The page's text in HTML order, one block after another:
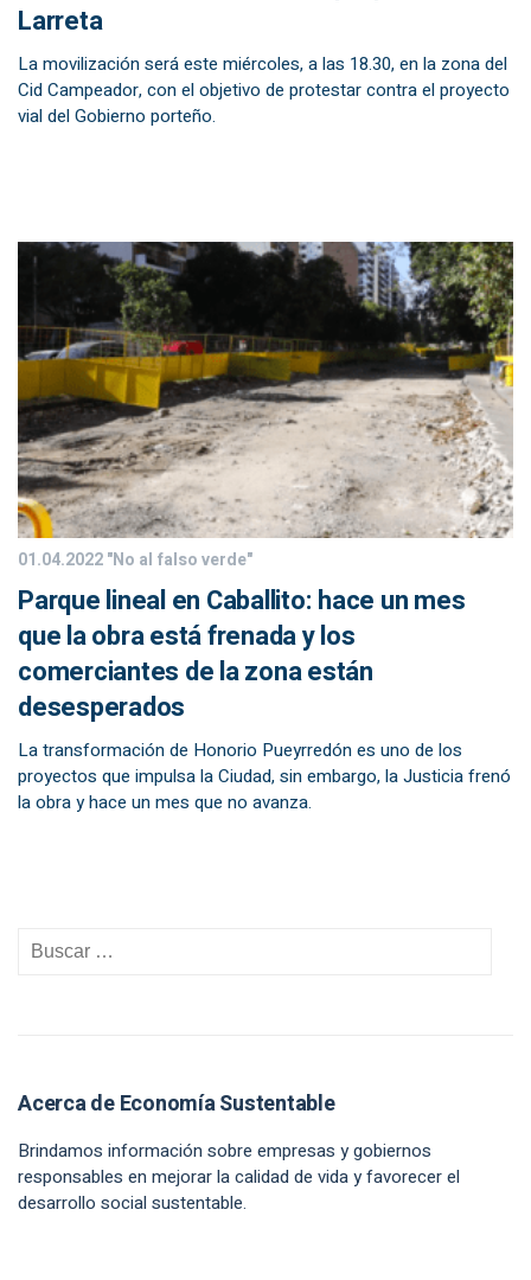
Larreta
La movilización será este miércoles, a las 18.30, en la zona del
Cid Campeador, con el objetivo de protestar contra el proyecto
vial del Gobierno porteño.
01.04.2022"No al falso verde"
Parque lineal en Caballito: hace un mes
que la obra está frenada y los
comerciantes de la zona están
desesperados
La transformación de Honorio Pueyrredón es uno de los
proyectos que impulsa la Ciudad, sin embargo, la Justicia frenó
la obra y hace un mes que no avanza.
Acerca de Economía Sustentable
Brindamos información sobre empresas y gobiernos
responsables en mejorar la calidad de vida y favorecer el
desarrollo social sustentable.